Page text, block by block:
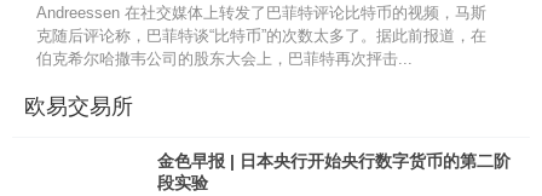
Andreessen 在社交媒体上转发了巴菲特评论比特币的视频，马斯
克随后评论称，巴菲特谈“比特币”的次数太多了。据此前报道，在
伯克希尔哈撒韦公司的股东大会上，巴菲特再次抨击...
欧易交易所
金色早报 | 日本央行开始央行数字货币的第二阶
段实验